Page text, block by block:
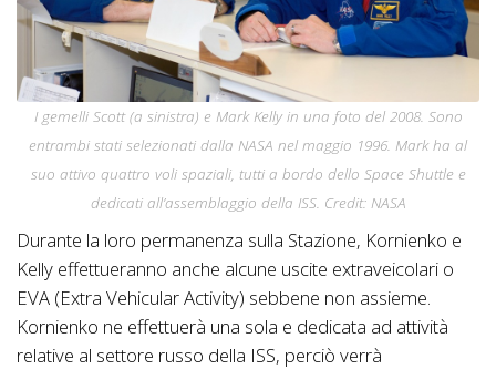
I gemelli Scott (a sinistra) e Mark Kelly in una foto del 2008. Sono
entrambi stati selezionati dalla NASA nel maggio 1996. Mark ha al
suo attivo quattro voli spaziali, tutti a bordo dello Space Shuttle e
dedicati all’assemblaggio della ISS. Credit: NASA
Durante la loro permanenza sulla Stazione, Kornienko e
Kelly effettueranno anche alcune uscite extraveicolari o
EVA (Extra Vehicular Activity) sebbene non assieme.
Kornienko ne effettuerà una sola e dedicata ad attività
relative al settore russo della ISS, perciò verrà